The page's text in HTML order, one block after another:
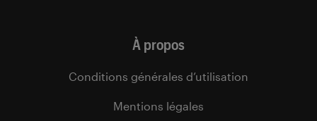
À propos
Conditions générales d’utilisation
Mentions légales